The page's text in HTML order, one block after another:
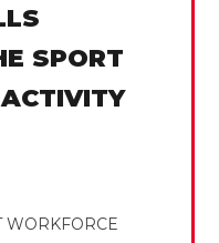
SPORT
WORKFORCE